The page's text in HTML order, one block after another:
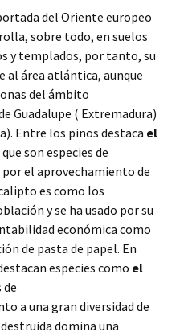
del Oriente europeo
sobre todo, en suelos
y templados, por tanto, su
área atlántica, aunque
del ámbito
Guadalupe ( Extremadura)
Entre los pinos destaca el
que son especies de
el aprovechamiento de
es como los
y se ha usado por su
económica como
de pasta de papel. En
especies como el
de
a una gran diversidad de
domina una